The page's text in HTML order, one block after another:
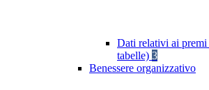
Dati relativi ai
tabelle) 3
Benessere organizzativo